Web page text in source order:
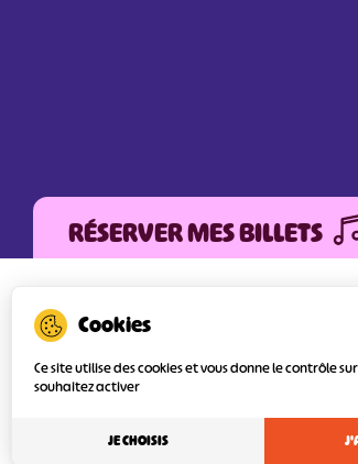
RÉSERVER MES BILLETS
L'Agence
FEDER (Fonds
services
l’objectif
Ce site utilise des cookies et vous donne le contrôle
souhaitez activer
JE CHOISIS